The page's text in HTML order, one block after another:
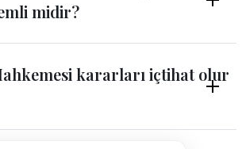
midir?
kararları içtihat olur